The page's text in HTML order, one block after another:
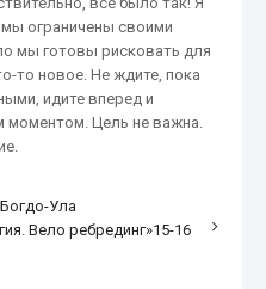
ограничены своими
мы готовы рисковать для
то новое. Не ждите, пока
идите вперед и
Цель не важна.
Ула
Вело ребрединг»15-16